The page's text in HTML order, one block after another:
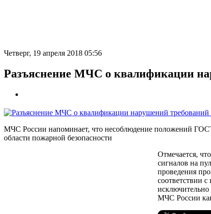
Четверг, 19 апреля 2018 05:56
Разъяснение МЧС о квалификации
МЧС России напоминает, что несоблюдение положений
области пожарной безопасности
Отмечается,
сигналов на
проведения
соответствии
МЧС России